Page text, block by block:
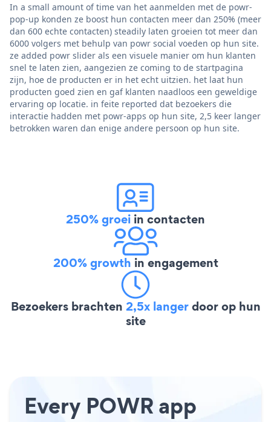
In a small amount of time van het aanmelden met de powr-
pop-up konden ze boost hun contacten meer dan 250% (meer
dan 600 echte contacten) steadily laten groeien tot meer dan
6000 volgers met behulp van powr social voeden op hun site.
ze added powr slider als een visuele manier om hun klanten
snel te laten zien, aangezien ze coming to de startpagina
zijn, hoe de producten er in het echt uitzien. het laat hun
producten goed zien en gaf klanten naadloos een geweldige
ervaring op locatie. in feite reported dat bezoekers die
interactie hadden met powr-apps op hun site, 2,5 keer langer
betrokken waren dan enige andere persoon op hun site.
250% groei in contacten
200% growth in engagement
Bezoekers brachten 2,5x langerdoor op hun
site
Every POWR app